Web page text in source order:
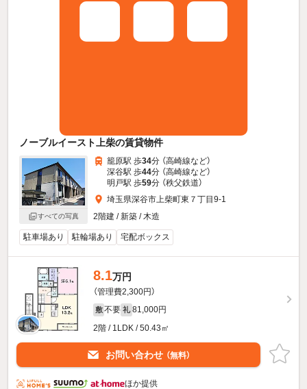
ノーブルイースト上柴の賃貸物件
すべての写真
籠原駅 歩34分 （高崎線など）
深谷駅 歩44分 （高崎線など）
明戸駅 歩59分 （秩父鉄道）
埼玉県深谷市上柴町東７丁目9-1
2階建 / 新築 / 木造
駐車場あり 駐輪場あり 宅配ボックス
8.1万円
（管理費2,300円）
敷 不要 礼 81,000円
2階 / 1LDK / 50.43㎡
お問い合わせ （無料）
ほか提供